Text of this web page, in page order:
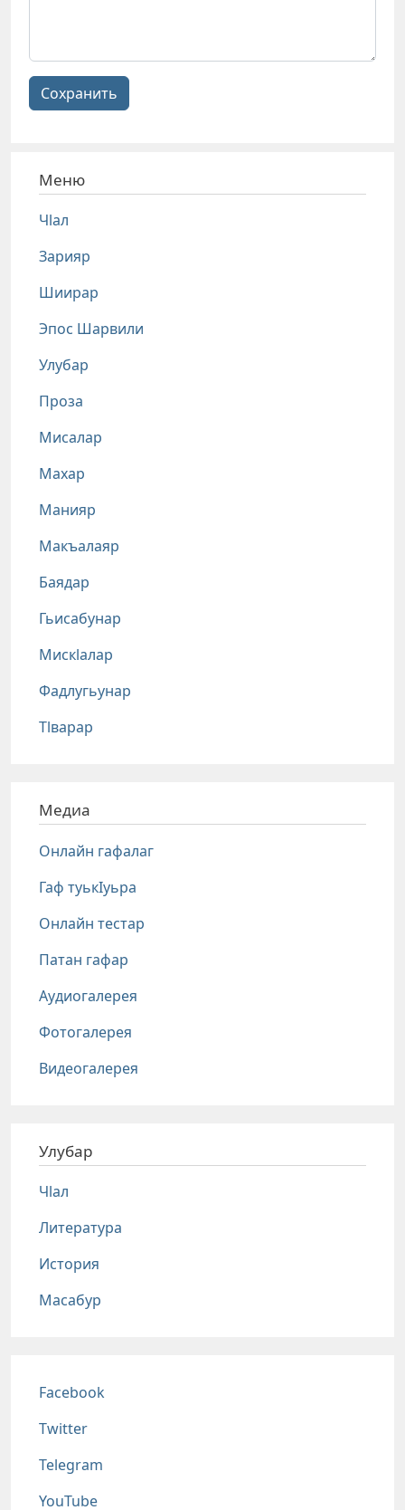
Сохранить
Меню
Чlал
Зарияр
Шиирар
Эпос Шарвили
Улубар
Проза
Мисалар
Махар
Манияр
Макъалаяр
Баядар
Гьисабунар
Мискlалар
Фадлугьунар
Тlварар
Медиа
Онлайн гафалаг
Гаф туькIуьра
Онлайн тестар
Патан гафар
Аудиогалерея
Фотогалерея
Видеогалерея
Улубар
Чlал
Литература
История
Масабур
Соц сети
Facebook
Twitter
Telegram
YouTube